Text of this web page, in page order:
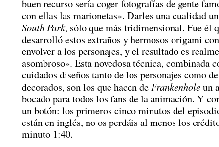
buen recurso sería coger fotografías de gente
con ellas las marionetas». Darles una cualidad
South Park, sólo que más tridimensional. Fue él
desarrolló estos extraños y hermosos origami
envolver a los personajes, y el resultado es
asombroso». Esta novedosa técnica, combinada
cuidados diseños tanto de los personajes como
decorados, son los que hacen de Frankenholeun
bocado para todos los fans de la animación. Y
un botón: los primeros cinco minutos del
están en inglés, no os perdáis al menos los
minuto 1:40.